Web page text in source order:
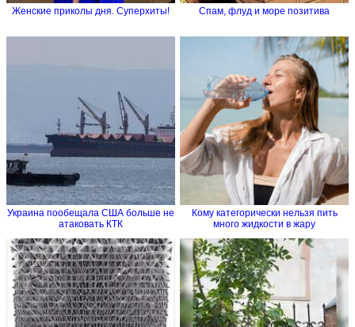
Женские приколы дня. Суперхиты! Спам, флуд и море позитива
Украина пообещала США больше не
атаковать КТК
Кому категорически нельзя пить
много жидкости в жару